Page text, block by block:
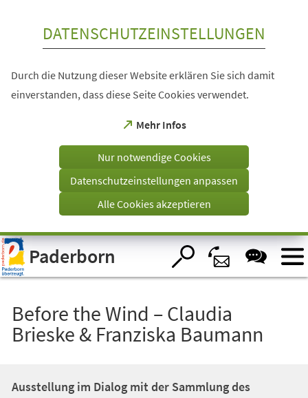
Visuelle
Assistenzsoftware
öffnen.
DATENSCHUTZEINSTELLUNGEN
Durch die Nutzung dieser Website erklären Sie sich damit
einverstanden, dass diese Seite Cookies verwendet.
Mehr Infos
(Öffnet
einem
Tab)
Nur notwendige Cookies
Datenschutzeinstellungen anpassen
Alle Cookies akzeptieren
Paderborn
Before the Wind – Claudia
Brieske & Franziska Baumann
Ausstellung im Dialog mit der Sammlung des